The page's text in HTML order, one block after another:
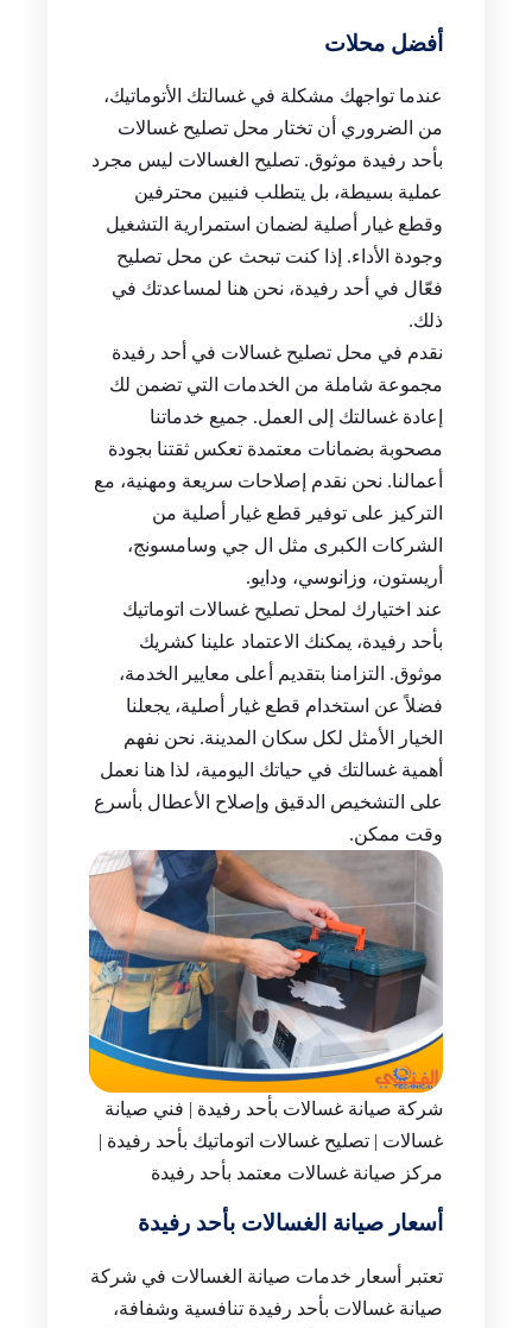
أفضل محلات
عندما تواجهك مشكلة في غسالتك الأتوماتيك،
من الضروري أن تختار محل تصليح غسالات
بأحد رفيدة موثوق. تصليح الغسالات ليس مجرد
عملية بسيطة، بل يتطلب فنيين محترفين
وقطع غيار أصلية لضمان استمرارية التشغيل
وجودة الأداء. إذا كنت تبحث عن محل تصليح
فعّال في أحد رفيدة، نحن هنا لمساعدتك في
ذلك.
نقدم في محل تصليح غسالات في أحد رفيدة
مجموعة شاملة من الخدمات التي تضمن لك
إعادة غسالتك إلى العمل. جميع خدماتنا
مصحوبة بضمانات معتمدة تعكس ثقتنا بجودة
أعمالنا. نحن نقدم إصلاحات سريعة ومهنية، مع
التركيز على توفير قطع غيار أصلية من
الشركات الكبرى مثل ال جي وسامسونج،
أريستون، وزانوسي، ودايو.
عند اختيارك لمحل تصليح غسالات اتوماتيك
بأحد رفيدة، يمكنك الاعتماد علينا كشريك
موثوق. التزامنا بتقديم أعلى معايير الخدمة،
فضلاً عن استخدام قطع غيار أصلية، يجعلنا
الخيار الأمثل لكل سكان المدينة. نحن نفهم
أهمية غسالتك في حياتك اليومية، لذا هنا نعمل
على التشخيص الدقيق وإصلاح الأعطال بأسرع
وقت ممكن.
شركة صيانة غسالات بأحد رفيدة | فني صيانة
غسالات | تصليح غسالات اتوماتيك بأحد رفيدة |
مركز صيانة غسالات معتمد بأحد رفيدة
أسعار صيانة الغسالات بأحد رفيدة
تعتبر أسعار خدمات صيانة الغسالات في شركة
صيانة غسالات بأحد رفيدة تنافسية وشفافة،